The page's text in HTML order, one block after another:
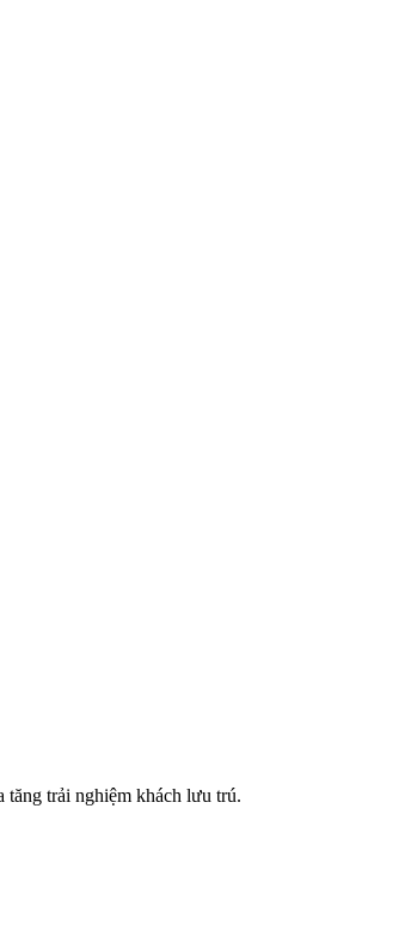
trải nghiệm khách lưu trú.